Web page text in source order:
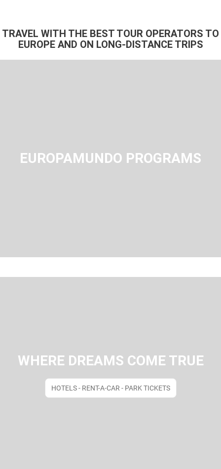
TRAVEL WITH THE BEST TOUR OPERATORS TO
EUROPE AND ON LONG-DISTANCE TRIPS
EUROPAMUNDO PROGRAMS
WHERE DREAMS COME TRUE
HOTELS - RENT-A-CAR - PARK TICKETS